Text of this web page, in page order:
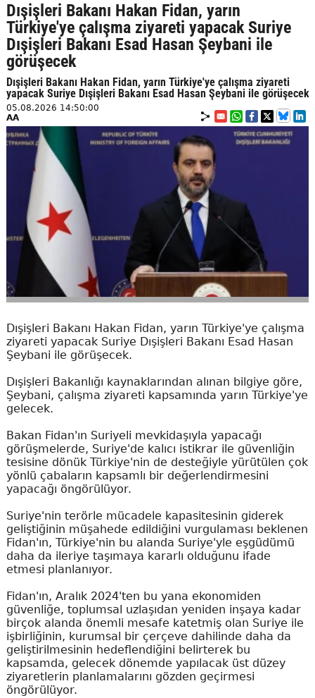
Dışişleri Bakanı Hakan Fidan, yarın
Türkiye'ye çalışma ziyareti yapacak Suriye
Dışişleri Bakanı Esad Hasan Şeybani ile
görüşecek
Dışişleri Bakanı Hakan Fidan, yarın Türkiye'ye çalışma ziyareti
yapacak Suriye Dışişleri Bakanı Esad Hasan Şeybani ile görüşecek
05.08.2026 14:50:00
AA
Dışişleri Bakanı Hakan Fidan, yarın Türkiye'ye çalışma
ziyareti yapacak Suriye Dışişleri Bakanı Esad Hasan
Şeybani ile görüşecek.
Dışişleri Bakanlığı kaynaklarından alınan bilgiye göre,
Şeybani, çalışma ziyareti kapsamında yarın Türkiye'ye
gelecek.
Bakan Fidan'ın Suriyeli mevkidaşıyla yapacağı
görüşmelerde, Suriye'de kalıcı istikrar ile güvenliğin
tesisine dönük Türkiye'nin de desteğiyle yürütülen çok
yönlü çabaların kapsamlı bir değerlendirmesini
yapacağı öngörülüyor.
Suriye'nin terörle mücadele kapasitesinin giderek
geliştiğinin müşahede edildiğini vurgulaması beklenen
Fidan'ın, Türkiye'nin bu alanda Suriye'yle eşgüdümü
daha da ileriye taşımaya kararlı olduğunu ifade
etmesi planlanıyor.
Fidan'ın, Aralık 2024'ten bu yana ekonomiden
güvenliğe, toplumsal uzlaşıdan yeniden inşaya kadar
birçok alanda önemli mesafe katetmiş olan Suriye ile
işbirliğinin, kurumsal bir çerçeve dahilinde daha da
geliştirilmesinin hedeflendiğini belirterek bu
kapsamda, gelecek dönemde yapılacak üst düzey
ziyaretlerin planlamalarını gözden geçirmesi
öngörülüyor.